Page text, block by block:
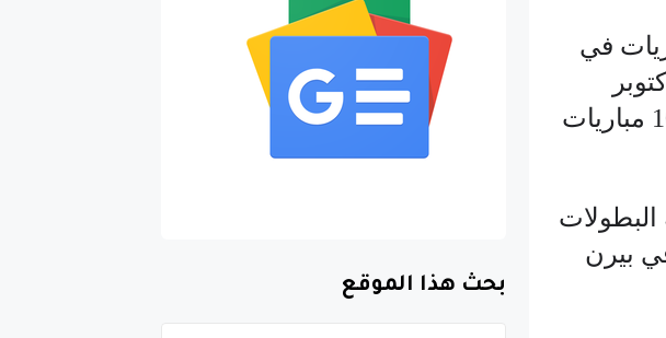
نظافة شباكها في آخر 10 مباريات في
الماضي. للمرة الأولى تحافظ على نظافة شباكها في 10 مباريات
كافة البطولات
في بيرن
بحث هذا الموقع